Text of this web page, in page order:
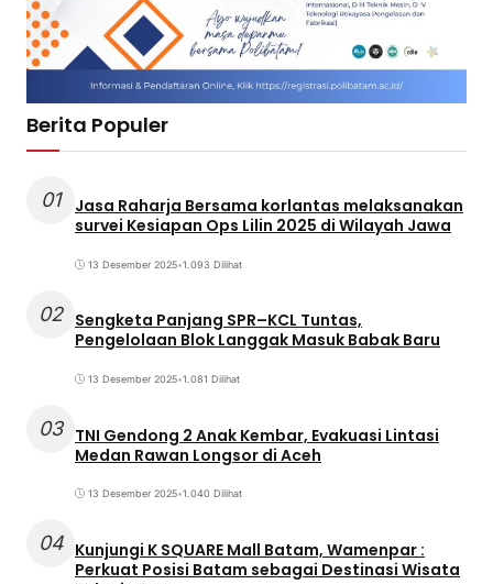
Berita Populer
01
Jasa Raharja Bersama korlantas melaksanakan
survei Kesiapan Ops Lilin 2025 di Wilayah Jawa
13 Desember 2025•1.093 Dilihat
02 Sengketa Panjang SPR–KCL Tuntas,
Pengelolaan Blok Langgak Masuk Babak Baru
13 Desember 2025•1.081 Dilihat
03 TNI Gendong 2 Anak Kembar, Evakuasi Lintasi
Medan Rawan Longsor di Aceh
13 Desember 2025•1.040 Dilihat
04 Kunjungi K SQUARE Mall Batam, Wamenpar :
Perkuat Posisi Batam sebagai Destinasi Wisata